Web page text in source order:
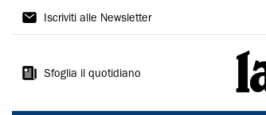
La
Ferrara
Iscriviti alle Newsletter
Sfoglia il quotidiano